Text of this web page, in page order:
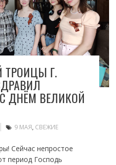
ТРОИЦЫ Г.
ДНЁМ ВЕЛИКОЙ
9 МАЯ, СВЕЖИЕ
Сейчас непростое
период Господь